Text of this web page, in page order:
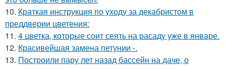
10. Краткая инструкция по уходу за декабристом в
преддверии цветения:
11. 4 цветка, которые соит сеять на расаду уже в январе.
12. Красивейшая замена петунии -.
13. Построили пару лет назад бассейн на даче, о